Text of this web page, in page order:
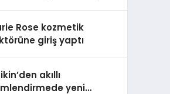
Rose kozmetik
giriş yaptı
akıllı
yeni